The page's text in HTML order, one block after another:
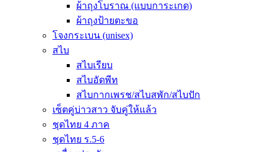
ผ้าถุงโบราณ (แบบการะเกด)
ผ้าถุงป้ายตะขอ
โจงกระเบน (unisex)
สไบ
สไบเรียบ
สไบอัดพีท
สไบกากเพรช/สไบสพัก/สไบปัก
เซ็ตคู่บ่าวสาว จับคู่ให้แล้ว
ชุดไทย 4 ภาค
ชุดไทย ร.5-6